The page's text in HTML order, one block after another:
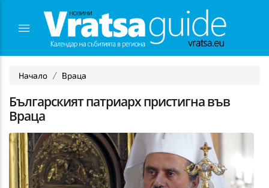
Начало Враца
Българският патриарх пристигна във
Враца